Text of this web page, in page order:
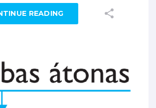
READING